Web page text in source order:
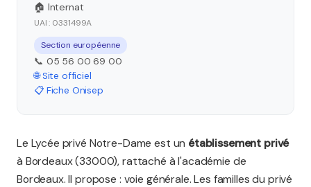
🏠 Internat
UAI : 0331499A
Section européenne
📞 05 56 00 69 00
🌐 Site officiel
📋 Fiche Onisep
Le Lycée privé Notre-Dame est un établissement privé
à Bordeaux (33000), rattaché à l'académie de
Bordeaux. Il propose : voie générale. Les familles du privé